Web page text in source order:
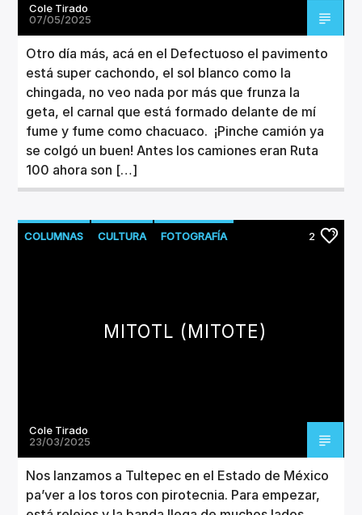
Cole Tirado
07/05/2025
Otro día más, acá en el Defectuoso el pavimento
está super cachondo, el sol blanco como la
chingada, no veo nada por más que frunza la
geta, el carnal que está formado delante de mí
fume y fume como chacuaco. ¡Pinche camión ya
se colgó un buen! Antes los camiones eran Ruta
100 ahora son […]
COLUMNAS CULTURA FOTOGRAFÍA 2
MITOTL (MITOTE)
Cole Tirado
23/03/2025
Nos lanzamos a Tultepec en el Estado de México
pa’ver a los toros con pirotecnia. Para empezar,